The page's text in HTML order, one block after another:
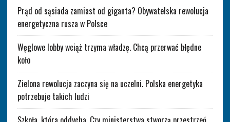
Prąd od sąsiada zamiast od giganta? Obywatelska rewolucja
energetyczna rusza w Polsce
Węglowe lobby wciąż trzyma władzę. Chcą przerwać błędne
koło
Zielona rewolucja zaczyna się na uczelni. Polska energetyka
potrzebuje takich ludzi